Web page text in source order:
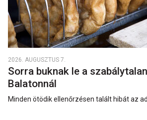
2026. AUGUSZTUS 7.
Sorra buknak le a
Balatonnál
Minden ötödik ellenőrzésen talált hibát az